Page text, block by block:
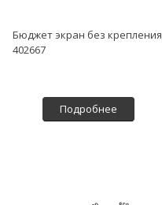
Бюджет экран без крепления
402667
Подробнее